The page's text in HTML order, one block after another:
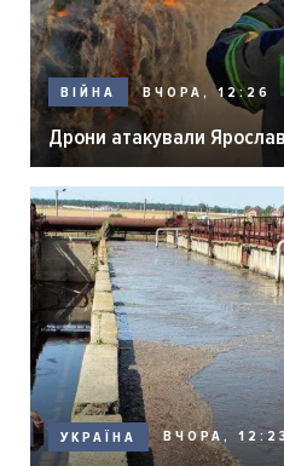
ВІЙНА ВЧОРА, 12:26
Дрони атакували
УКРАЇНА ВЧОРА,